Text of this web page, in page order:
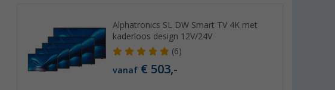
Alphatronics SL DW Smart TV 4K met
kaderloos design 12V/24V
(6)
vanaf € 503,-
Berger Acoustiq HD Smart TV
Caratec CFA102L Flex TV-